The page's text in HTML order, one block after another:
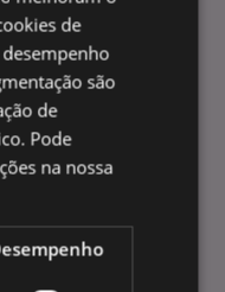
e por volume
de
são
de
Pode
na nossa